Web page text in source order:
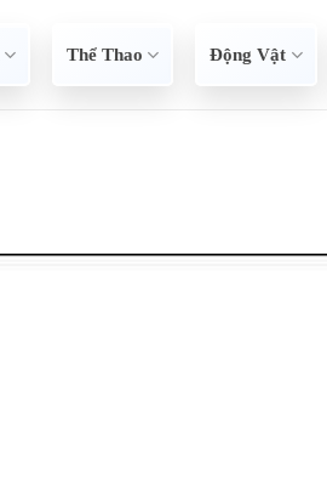
Thể Thao Động Vật